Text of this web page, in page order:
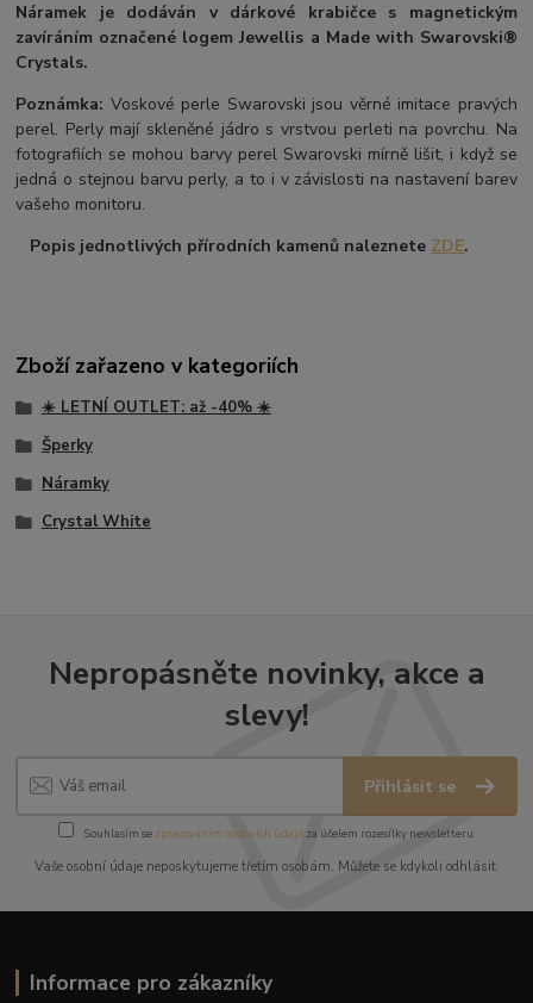
Náramek je dodáván v dárkové krabičce s magnetickým
zavíráním označené logem Jewellis a Made with Swarovski®
Crystals.
Poznámka: Voskové perle Swarovski jsou věrné imitace pravých
perel. Perly mají skleněné jádro s vrstvou perleti na povrchu. Na
fotografiích se mohou barvy perel Swarovski mírně lišit, i když se
jedná o stejnou barvu perly, a to i v závislosti na nastavení barev
vašeho monitoru.
Popis jednotlivých přírodních kamenů naleznete ZDE.
Zboží zařazeno v kategoriích
☀️ LETNÍ OUTLET: až -40% ☀️
Šperky
Náramky
Crystal White
Nepropásněte novinky, akce a
slevy!
Přihlásit se
Souhlasím se zpracováním osobních údajůza účelem rozesílky newsletteru.
Vaše osobní údaje neposkytujeme třetím osobám. Můžete se kdykoli odhlásit.
Informace pro zákazníky